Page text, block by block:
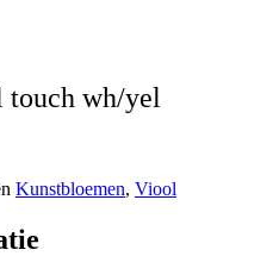
touch wh/yel
Kunstbloemen, Viool